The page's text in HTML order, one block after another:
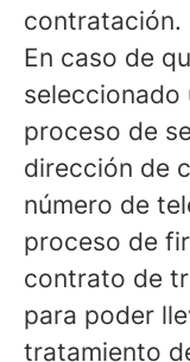
contratación.
En caso de
seleccionado
proceso de
dirección de
número de
proceso de
contrato de
para poder
tratamiento